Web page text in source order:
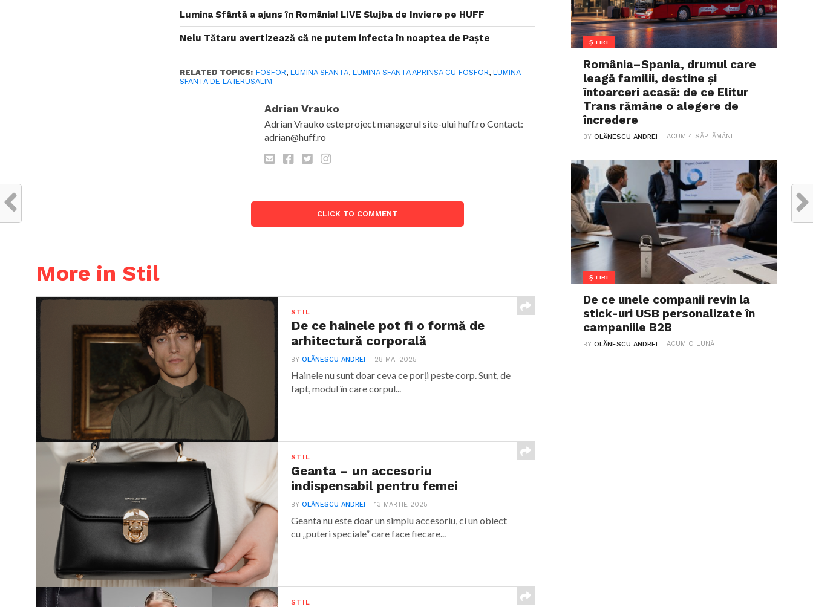
Lumina Sfântă a ajuns în România! LIVE Slujba de Inviere pe HUFF
Nelu Tătaru avertizează că ne putem infecta în noaptea de Paște
RELATED TOPICS: FOSFOR,LUMINA SFANTA,LUMINA SFANTA APRINSA CU FOSFOR,LUMINA
SFANTA DE LA IERUSALIM
Adrian Vrauko
Adrian Vrauko este project managerul site-ului huff.ro Contact:
adrian@huff.ro
CLICK TO COMMENT
More in Stil
STIL
De ce hainele pot fi o formă de
arhitectură corporală
BYOLĂNESCU ANDREI 28 MAI 2025
Hainele nu sunt doar ceva ce porți peste corp. Sunt, de
fapt, modul în care corpul...
STIL
Geanta – un accesoriu
indispensabil pentru femei
BYOLĂNESCU ANDREI 13 MARTIE 2025
Geanta nu este doar un simplu accesoriu, ci un obiect
cu „puteri speciale” care face fiecare...
STIL
ȘTIRI
România–Spania, drumul care
leagă familii, destine și
întoarceri acasă: de ce Elitur
Trans rămâne o alegere de
încredere
BYOLĂNESCU ANDREI ACUM 4 SĂPTĂMÂNI
ȘTIRI
De ce unele companii revin la
stick-uri USB personalizate în
campaniile B2B
BYOLĂNESCU ANDREI ACUM O LUNĂ